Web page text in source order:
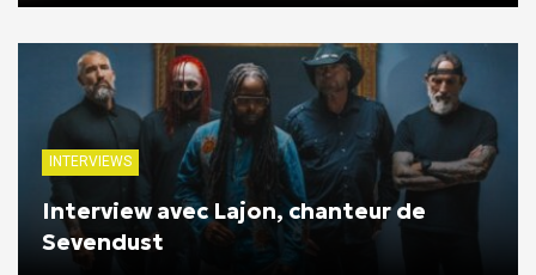
INTERVIEWS
Interview avec Lajon, chanteur de
Sevendust